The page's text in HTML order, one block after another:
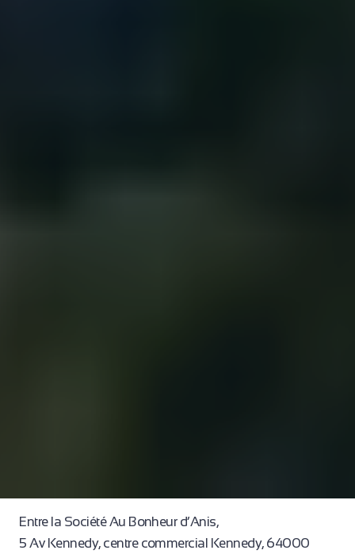
Entre la Société Au Bonheur d’Anis,
5 Av Kennedy, centre commercial Kennedy, 64000